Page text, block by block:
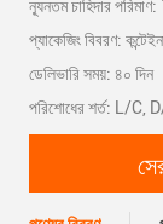
ন্যূনতম চাহিদার পরিমাণ:
প্যাকেজিং বিবরণ:
ডেলিভারি সময়: ৪০ দিন
পরিশোধের শর্ত: L/C,